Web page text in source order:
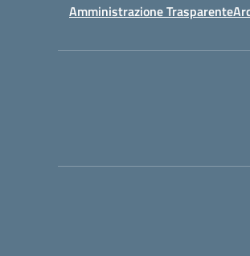
Amministrazione Trasparente